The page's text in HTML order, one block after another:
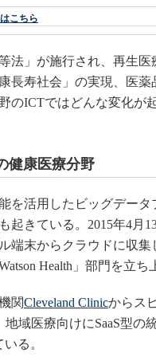
こちら
法」が施行され、再生医
長寿社会」の実現、医薬
のICTではどんな変化が
健康医療分野
を活用したビッグデータ
起きている。2015年4月
末からクラウドに収集
Health」部門を立ち
関Cleveland Clinicからス
地域医療向けにSaaS型の
る。